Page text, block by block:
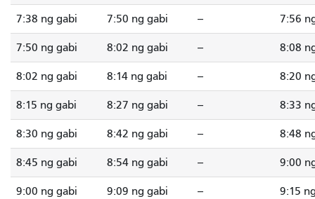
7:38 ng gabi 7:50 ng gabi -- 7:56
7:50 ng gabi 8:02 ng gabi -- 8:08
8:02 ng gabi 8:14 ng gabi -- 8:20
8:15 ng gabi 8:27 ng gabi -- 8:33
8:30 ng gabi 8:42 ng gabi -- 8:48
8:45 ng gabi 8:54 ng gabi -- 9:00
9:00 ng gabi 9:09 ng gabi -- 9:15